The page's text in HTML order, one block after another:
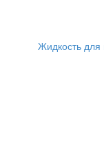
Жидкость для